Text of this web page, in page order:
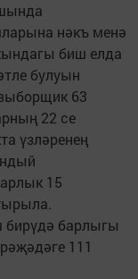
нәкъ менә
биш елда
булуын
63
22 се
үзләренең
15
бирүдә барлыгы
111